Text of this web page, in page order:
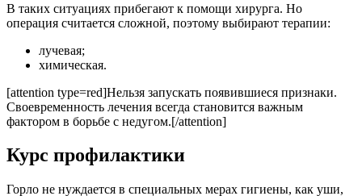
В таких ситуациях прибегают к помощи хирурга. Но
операция считается сложной, поэтому выбирают терапии:
лучевая;
химическая.
[attention type=red]Нельзя запускать появившиеся признаки.
Своевременность лечения всегда становится важным
фактором в борьбе с недугом.[/attention]
Курс профилактики
Горло не нуждается в специальных мерах гигиены, как уши,